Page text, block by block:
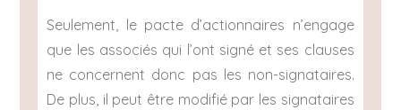
Seulement, le pacte d’actionnaires n’engage
que les associés qui l’ont signé et ses clauses
ne concernent donc pas les non-signataires.
De plus, il peut être modifié par les signataires